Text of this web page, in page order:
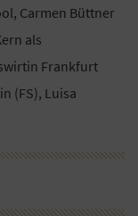
Carmen Büttner
als
Frankfurt
(FS), Luisa